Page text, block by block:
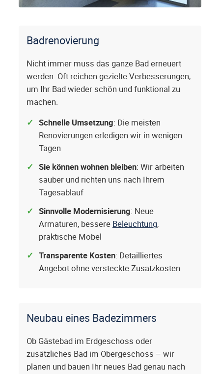
Badrenovierung
Nicht immer muss das ganze Bad erneuert
werden. Oft reichen gezielte Verbesserungen,
um Ihr Bad wieder schön und funktional zu
machen.
Schnelle Umsetzung: Die meisten
Renovierungen erledigen wir in wenigen
Tagen
Sie können wohnen bleiben: Wir arbeiten
sauber und richten uns nach Ihrem
Tagesablauf
Sinnvolle Modernisierung: Neue
Armaturen, bessere Beleuchtung,
praktische Möbel
Transparente Kosten: Detailliertes
Angebot ohne versteckte Zusatzkosten
Neubau eines Badezimmers
Ob Gästebad im Erdgeschoss oder
zusätzliches Bad im Obergeschoss – wir
planen und bauen Ihr neues Bad genau nach